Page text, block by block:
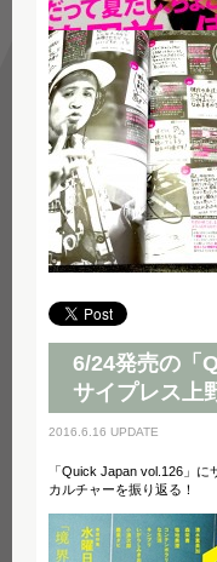
6/24発売の「
サイプレス上
2016.6.16 UPDATE
「Quick Japan vol.126」
カルチャーを振り返る！